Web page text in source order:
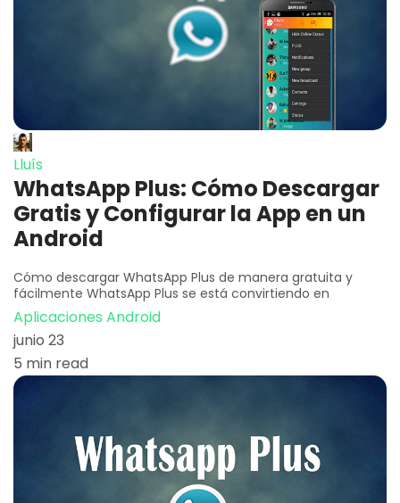
Lluís
WhatsApp Plus: Cómo Descargar
Gratis y Configurar la App en un
Android
Cómo descargar WhatsApp Plus de manera gratuita y
fácilmente WhatsApp Plus se está convirtiendo en
Aplicaciones Android
junio 23
5 min read